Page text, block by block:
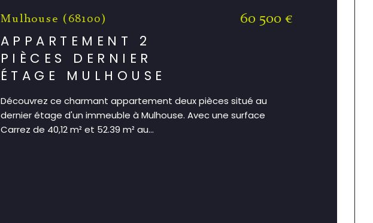
Mulhouse (68100)
APPARTEMENT 2
PIÈCES DERNIER
ÉTAGE MULHOUSE
60 500 €
Découvrez ce charmant appartement deux pièces situé au
dernier étage d'un immeuble à Mulhouse. Avec une surface
Carrez de 40,12 m² et 52.39 m² au...